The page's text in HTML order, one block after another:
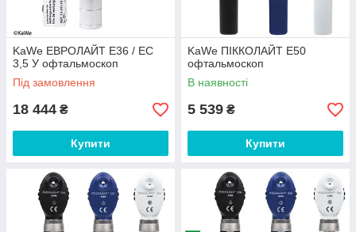
KaWe EВРОЛАЙТ E36 / EC
3,5 У офтальмоскоп
Під замовлення
18 444 ₴
Купити
KaWe ПІККОЛАЙТ E50
офтальмоскоп
В наявності
5 539 ₴
Купити